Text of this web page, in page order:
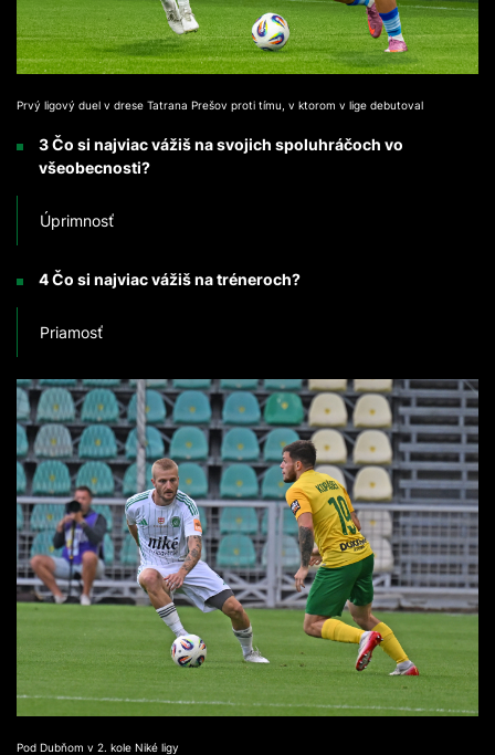
Prvý ligový duel v drese Tatrana Prešov proti tímu, v ktorom v lige debutoval
3 Čo si najviac vážiš na svojich spoluhráčoch vo
všeobecnosti?
Úprimnosť
4 Čo si najviac vážiš na tréneroch?
Priamosť
Pod Dubňom v 2. kole Niké ligy